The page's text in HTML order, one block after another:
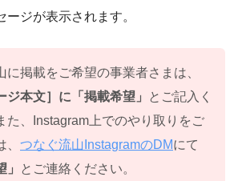
ジが表示されます。
に掲載をご希望の事業者さまは、
ジ本文］に「掲載希望」
とご記入く
た、Instagram上でのやり取りをご
つなぐ流山InstagramのDMにて
」
とご連絡ください。